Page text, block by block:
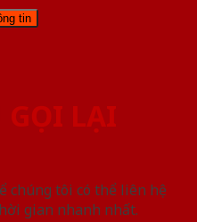
GỌI LẠI
chúng tôi có thể liên hệ
gian nhanh nhất.